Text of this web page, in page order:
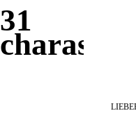
31
charas